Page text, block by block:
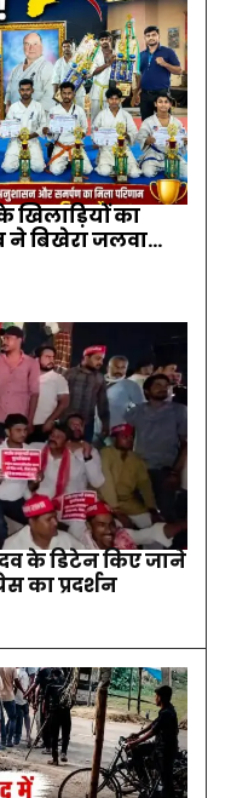
खिलाड़ियों का
ने बिखेरा जलवा…
के डिटेन किए जाने
का प्रदर्शन